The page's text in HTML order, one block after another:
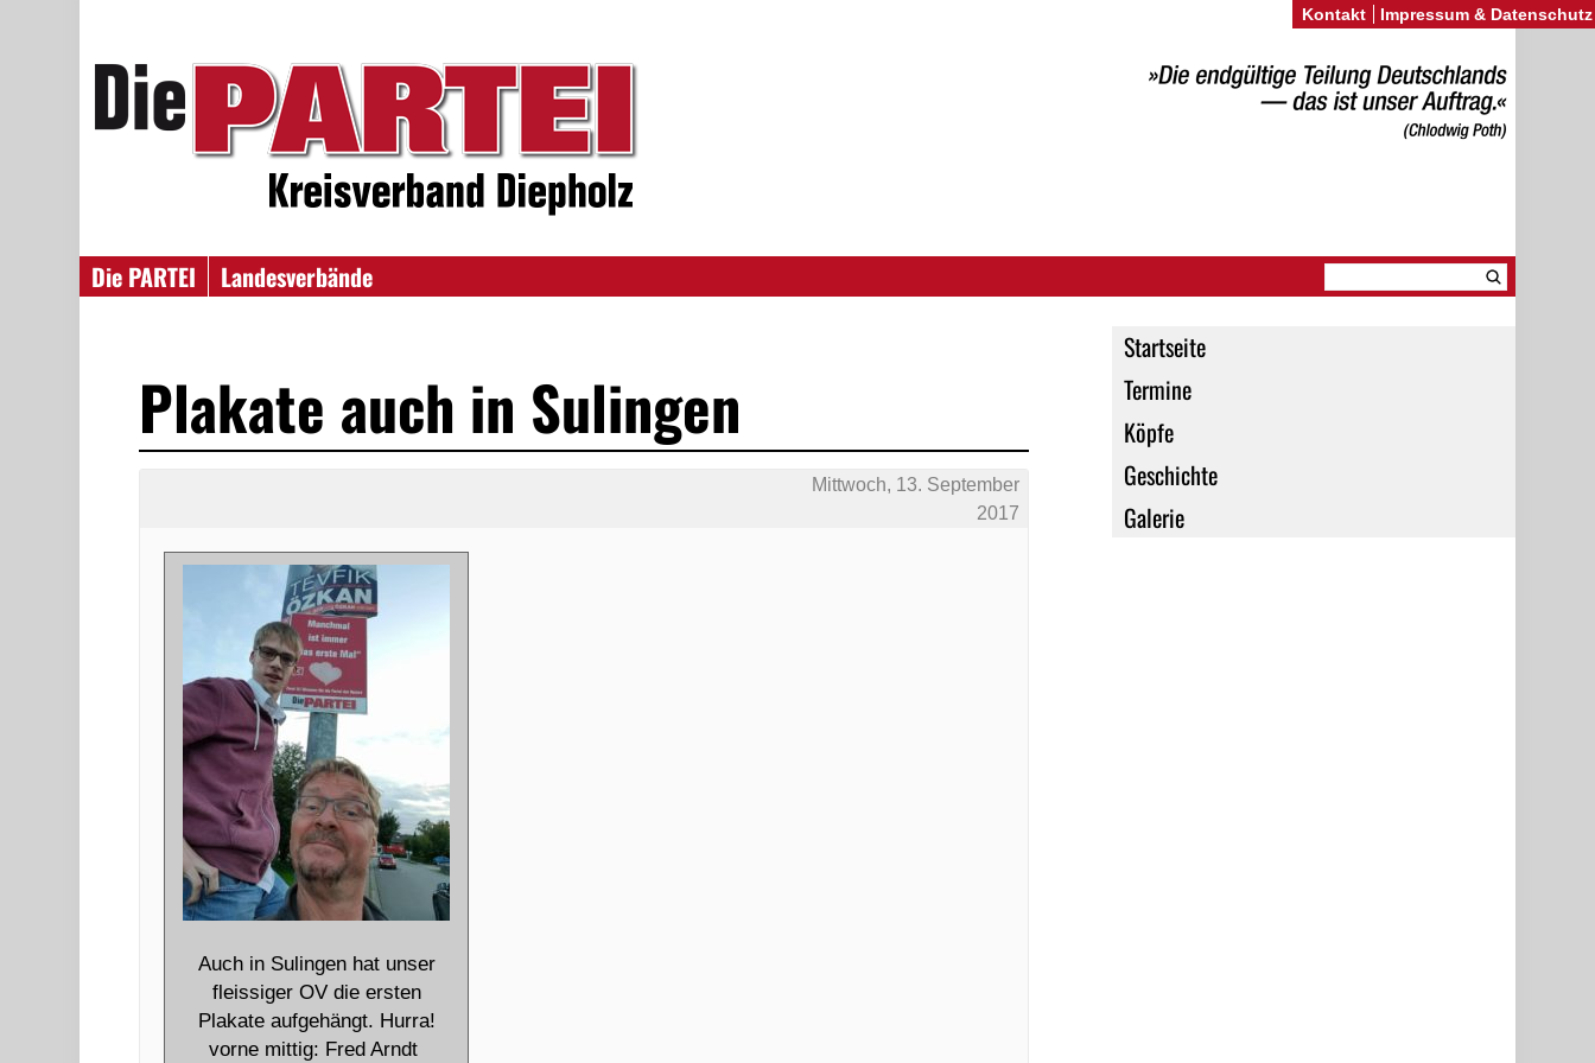
Die PARTEI
Landesverbände
Startseite
Termine
Köpfe
Geschichte
Galerie
Plakate auch in Sulingen
Mittwoch, 13. September
2017
Auch in Sulingen hat unser
fleissiger OV die ersten
Plakate aufgehängt. Hurra!
vorne mittig: Fred Arndt
Kontakt Impressum & Datenschutz